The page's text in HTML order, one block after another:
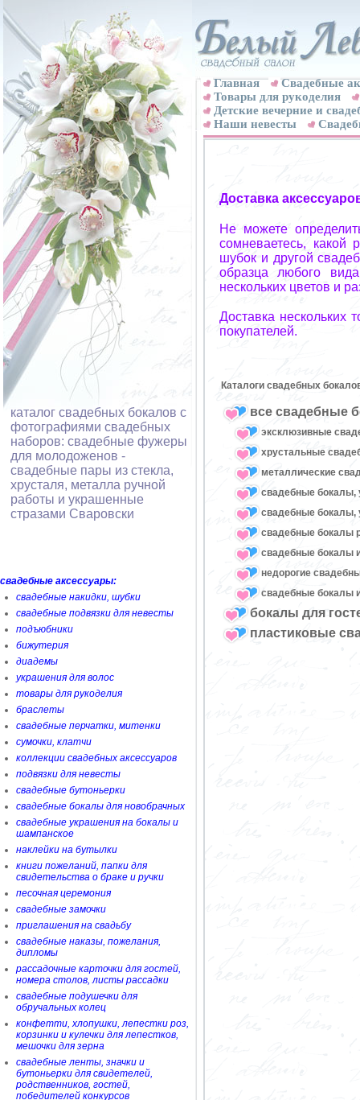
каталог свадебных бокалов с
фотографиями свадебных
наборов: свадебные фужеры
для молодоженов -
свадебные пары из стекла,
хрусталя, металла ручной
работы и украшенные
стразами Сваровски
свадебные аксессуары:
свадебные накидки, шубки
свадебные подвязки для невесты
подъюбники
бижутерия
диадемы
украшения для волос
товары для рукоделия
браслеты
свадебные перчатки, митенки
сумочки, клатчи
коллекции свадебных аксессуаров
подвязки для невесты
свадебные бутоньерки
свадебные бокалы для новобрачных
свадебные украшения на бокалы и
шампанское
наклейки на бутылки
книги пожеланий, папки для
свидетельства о браке и ручки
песочная церемония
свадебные замочки
приглашения на свадьбу
свадебные наказы, пожелания,
дипломы
рассадочные карточки для гостей,
номера столов, листы рассадки
свадебные подушечки для
обручальных колец
конфетти, хлопушки, лепестки роз,
корзинки и кулечки для лепестков,
мешочки для зерна
свадебные ленты, значки и
бутоньерки для свидетелей,
родственников, гостей,
победителей конкурсов
Главная
Свадебные
Товары для рукоделия
Детские вечерние и
Наши невесты
Доставка
Не можете
сомневаетесь, какой
шубок и другой
образца любого
нескольких цветов и
Доставка нескольких
покупателей.
Каталоги свадебных
все свадебные
эксклюзивные
хрустальные
металлические
свадебные бокалы,
свадебные бокалы,
свадебные бокалы
свадебные бокалы
недорогие
свадебные бокалы
бокалы для
пластиковые